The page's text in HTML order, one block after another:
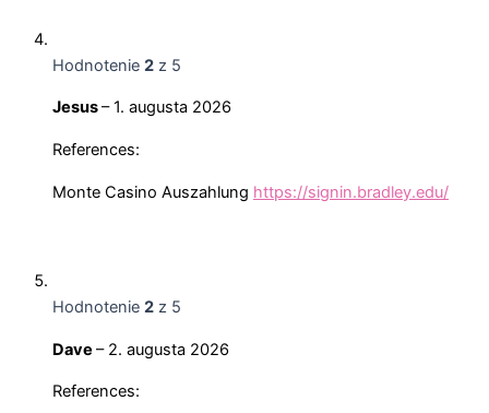
Hodnotenie 2 z 5
Jesus– 1. augusta 2026
References:
Monte Casino Auszahlung https://signin.bradley.edu/
Hodnotenie 2 z 5
Dave – 2. augusta 2026
References: